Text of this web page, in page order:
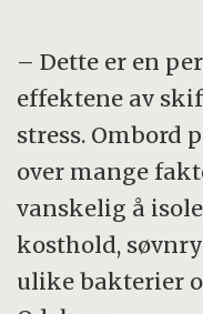
– Dette er en
effektene av
stress. Ombord
over mange
vanskelig å
kosthold,
ulike bakterier